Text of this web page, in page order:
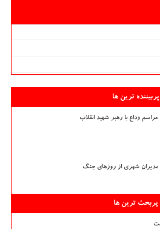
پربیننده ترین ها
مراسم وداع با رهبر شهید انقلاب
شهری از روزهای جنگ
پربحث ترین ها